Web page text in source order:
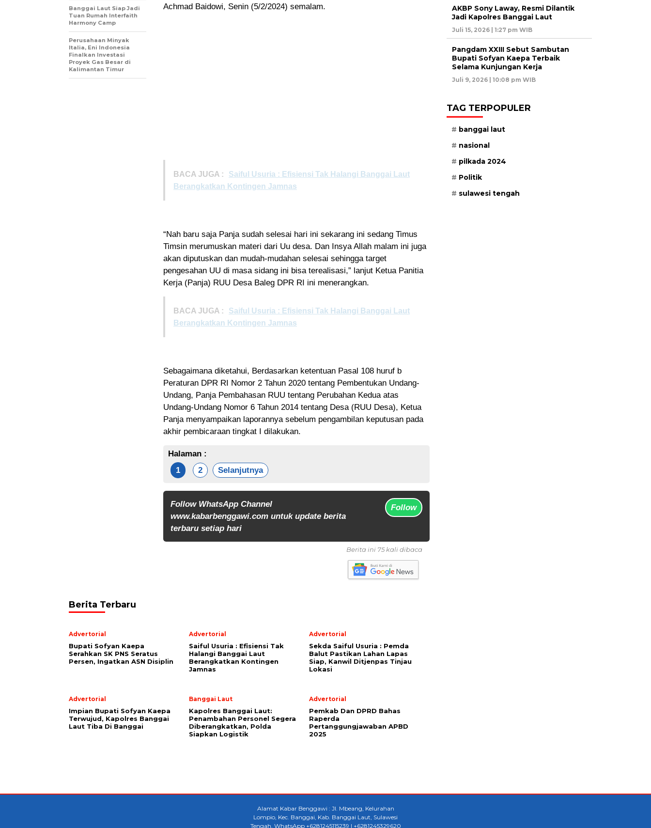
Achmad Baidowi, Senin (5/2/2024) semalam.
BACA JUGA :
Saiful Usuria : Efisiensi Tak Halangi Banggai Laut
Berangkatkan Kontingen Jamnas
“Nah baru saja Panja sudah selesai hari ini sekarang ini sedang Timus
Timsin merumuskan materi dari Uu desa. Dan Insya Allah malam ini juga
akan diputuskan dan mudah-mudahan selesai sehingga target
pengesahan UU di masa sidang ini bisa terealisasi,” lanjut Ketua Panitia
Kerja (Panja) RUU Desa Baleg DPR RI ini menerangkan.
BACA JUGA :
Saiful Usuria : Efisiensi Tak Halangi Banggai Laut
Berangkatkan Kontingen Jamnas
Sebagaimana diketahui, Berdasarkan ketentuan Pasal 108 huruf b
Peraturan DPR RI Nomor 2 Tahun 2020 tentang Pembentukan Undang-
Undang, Panja Pembahasan RUU tentang Perubahan Kedua atas
Undang-Undang Nomor 6 Tahun 2014 tentang Desa (RUU Desa), Ketua
Panja menyampaikan laporannya sebelum pengambilan keputusan pada
akhir pembicaraan tingkat I dilakukan.
Halaman :
1
2 Selanjutnya
Follow WhatsApp Channel
www.kabarbenggawi.com untuk update berita
terbaru setiap hari
Follow
Banggai Laut Siap Jadi
Tuan Rumah Interfaith
Harmony Camp
Perusahaan Minyak
Italia, Eni Indonesia
Finalkan Investasi
Proyek Gas Besar di
Kalimantan Timur
Berita ini 75 kali dibaca
Berita Terbaru
Advertorial
Bupati Sofyan Kaepa
Serahkan SK PNS Seratus
Persen, Ingatkan ASN Disiplin
Advertorial
Saiful Usuria : Efisiensi Tak
Halangi Banggai Laut
Berangkatkan Kontingen
Jamnas
Advertorial
Sekda Saiful Usuria : Pemda
Balut Pastikan Lahan Lapas
Siap, Kanwil Ditjenpas Tinjau
Lokasi
Advertorial
Impian Bupati Sofyan Kaepa
Terwujud, Kapolres Banggai
Laut Tiba Di Banggai
Banggai Laut
Kapolres Banggai Laut:
Penambahan Personel Segera
Diberangkatkan, Polda
Siapkan Logistik
Advertorial
Pemkab Dan DPRD Bahas
Raperda
Pertanggungjawaban APBD
2025
AKBP Sony Laway, Resmi Dilantik
Jadi Kapolres Banggai Laut
Juli 15, 2026 | 1:27 pm WIB
Pangdam XXIII Sebut Sambutan
Bupati Sofyan Kaepa Terbaik
Selama Kunjungan Kerja
Juli 9, 2026 | 10:08 pm WIB
TAG TERPOPULER
banggai laut
nasional
pilkada 2024
Politik
sulawesi tengah
Alamat Kabar Benggawi : Jl. Mbeang, Kelurahan
Lompio, Kec. Banggai, Kab. Banggai Laut, Sulawesi
Tengah, WhatsApp +6281245115239 | +6281245329620